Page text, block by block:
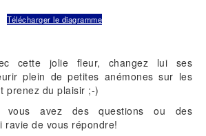
Télécharger le diagramme
cette jolie fleur, changez lui ses
plein de petites anémones sur les
prenez du plaisir ;-)
vous avez des questions ou des
ravie de vous répondre!